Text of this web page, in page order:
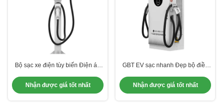
Bộ sạc xe điện tùy biến Điện áp
động Tối đa 95% Không ngưng tụ
Nhận được giá tốt nhất
GBT EV sạc nhanh Đẹp bộ điều
động thẻ RFID và tên gọi sản
Nhận được giá tốt nhất